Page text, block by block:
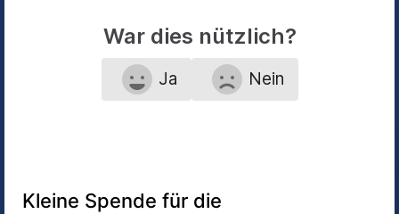
War dies nützlich?
Ja Nein
Kleine Spende für die